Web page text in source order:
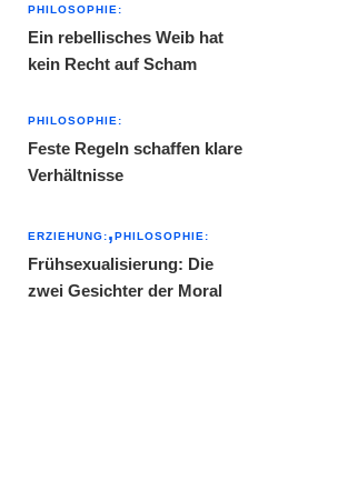
PHILOSOPHIE:
Ein rebellisches Weib hat
kein Recht auf Scham
PHILOSOPHIE:
Feste Regeln schaffen klare
Verhältnisse
ERZIEHUNG: PHILOSOPHIE:
Frühsexualisierung: Die
zwei Gesichter der Moral